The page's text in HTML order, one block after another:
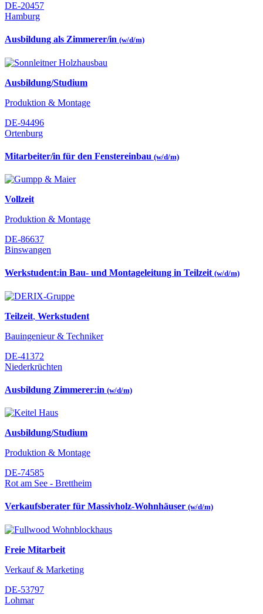
DE-20457
Hamburg
Ausbildung als Zimmerer/in (w/d/m)
Ausbildung/Studium
Produktion & Montage
DE-94496
Ortenburg
Mitarbeiter/in für den Fenstereinbau (w/d/m)
Vollzeit
Produktion & Montage
DE-86637
Binswangen
Werkstudent:in Bau- und Montageleitung in Teilzeit (w/d/m)
Teilzeit, Werkstudent
Bauingenieur & Techniker
DE-41372
Niederkrüchten
Ausbildung Zimmerer:in (w/d/m)
Ausbildung/Studium
Produktion & Montage
DE-74585
Rot am See - Brettheim
Verkaufsberater für Massivholz-Wohnhäuser (w/d/m)
Freie Mitarbeit
Verkauf & Marketing
DE-53797
Lohmar